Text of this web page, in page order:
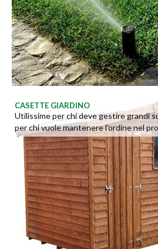
CASETTE GIARDINO
Utilissime per chi deve gestire grandi
per chi vuole mantenere l'ordine nel